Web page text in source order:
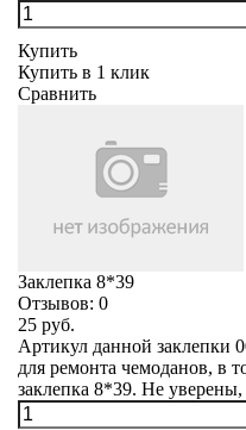
Купить
Купить в 1 клик
Сравнить
Заклепка 8*39
Отзывов: 0
25 руб.
Артикул данной заклепки
для ремонта чемоданов, в
заклепка 8*39. Не уверены,